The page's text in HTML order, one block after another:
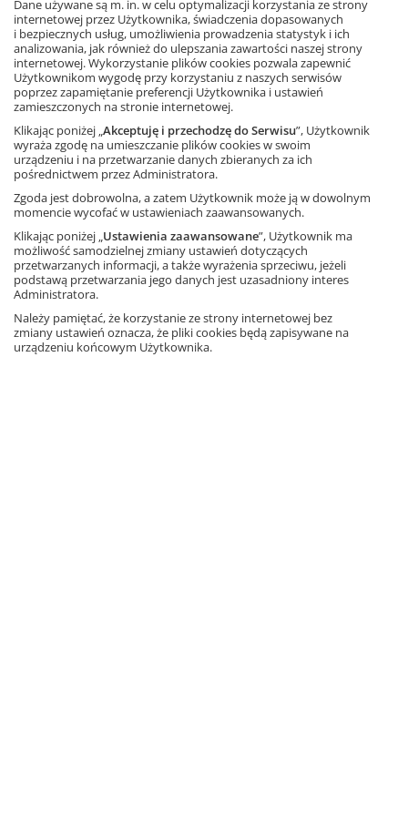
Zobacz
Nowość
Matematyka z plusem 4.
Podręcznik. Od roku szkolnego
2026/2027
Autorzy: Małgorzata Dobrowolska, Marcin
Karpiński, Piotr Zarzycki, Marta Jucewicz
– 10%
Informacja o rabatach
49,80 zł
Najniższa cena z 30 dni: 44,82 zł
Dodaj do koszyka
Matematyka z plusem 4.
Multipodręcznik uczniowski.
Wersja premium
Dane używane są m. in. w celu optymalizacji korzystania ze strony
internetowej przez Użytkownika, świadczenia dopasowanych
i bezpiecznych usług, umożliwienia prowadzenia statystyk i ich
analizowania, jak również do ulepszania zawartości naszej strony
internetowej. Wykorzystanie plików cookies pozwala zapewnić
Użytkownikom wygodę przy korzystaniu z naszych serwisów
poprzez zapamiętanie preferencji Użytkownika i ustawień
zamieszczonych na stronie internetowej.
Klikając poniżej „Akceptuję i przechodzę do Serwisu”, Użytkownik
wyraża zgodę na umieszczanie plików cookies w swoim
urządzeniu i na przetwarzanie danych zbieranych za ich
pośrednictwem przez Administratora.
Zgoda jest dobrowolna, a zatem Użytkownik może ją w dowolnym
momencie wycofać w ustawieniach zaawansowanych.
Klikając poniżej „Ustawienia zaawansowane”, Użytkownik ma
możliwość samodzielnej zmiany ustawień dotyczących
przetwarzanych informacji, a także wyrażenia sprzeciwu, jeżeli
podstawą przetwarzania jego danych jest uzasadniony interes
Administratora.
Należy pamiętać, że korzystanie ze strony internetowej bez
zmiany ustawień oznacza, że pliki cookies będą zapisywane na
urządzeniu końcowym Użytkownika.